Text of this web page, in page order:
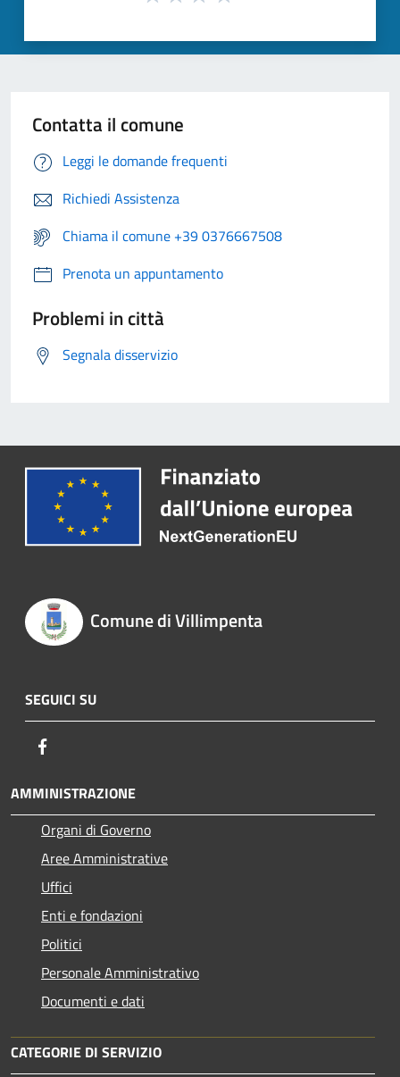
Contatta il comune
Leggi le domande frequenti
Richiedi Assistenza
Chiama il comune +39 0376667508
Prenota un appuntamento
Problemi in città
Segnala disservizio
Comune di Villimpenta
SEGUICI SU
AMMINISTRAZIONE
Organi di Governo
Aree Amministrative
Uffici
Enti e fondazioni
Politici
Personale Amministrativo
Documenti e dati
CATEGORIE DI SERVIZIO